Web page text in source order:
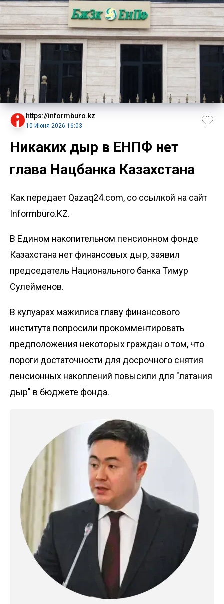
https://informburo.kz
10 Июня 2026 16:03
Никаких дыр в ЕНПФ нет
глава Нацбанка Казахстана
Как передает Qazaq24.com, со ссылкой на сайт
Informburo.KZ.
В Едином накопительном пенсионном фонде
Казахстана нет финансовых дыр, заявил
председатель Национального банка Тимур
Сулейменов.
В кулуарах мажилиса главу финансового
института попросили прокомментировать
предположения некоторых граждан о том, что
пороги достаточности для досрочного снятия
пенсионных накоплений повысили для "латания
дыр" в бюджете фонда.